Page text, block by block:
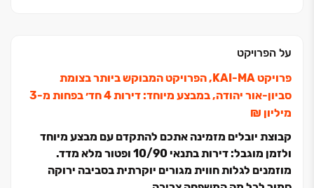
על הפרויקט
פרויקט KAI-MA, הפרויקט המבוקש ביותר בצומת
סביון-אור יהודה, במבצע מיוחד: דירות ‏4 חד׳ בפחות מ‏-3
מיליון ‏₪
קבוצת יובלים מזמינה אתכם להתקדם עם מבצע מיוחד
ולזמן מוגבל: דירות בתנאי ‏10/90 ופטור מלא מדד.
מוזמנים לגלות חווית מגורים יוקרתית בסביבה ירוקה